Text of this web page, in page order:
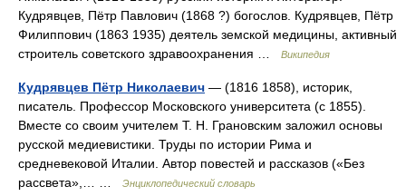
Кудрявцев, Пётр Павлович (1868 ?) богослов. Кудрявцев, Пётр
Филиппович (1863 1935) деятель земской медицины, активный
строитель советского здравоохранения …
Википедия
Кудрявцев Пётр Николаевич — (1816 1858), историк,
писатель. Профессор Московского университета (с 1855).
Вместе со своим учителем Т. Н. Грановским заложил основы
русской медиевистики. Труды по истории Рима и
средневековой Италии. Автор повестей и рассказов («Без
рассвета»,… …
Энциклопедический словарь